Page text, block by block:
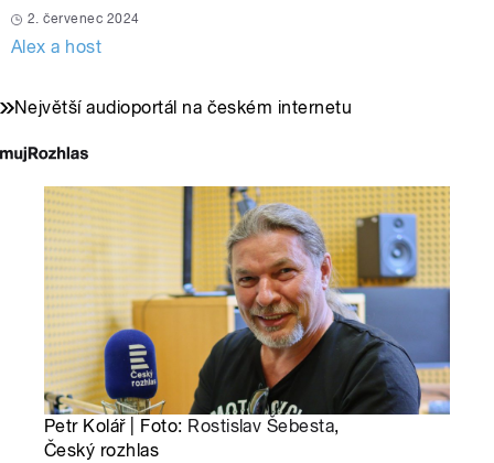
2. červenec 2024
Alex a host
Největší audioportál na českém internetu
Petr Kolář | Foto: Rostislav Šebesta,
Český rozhlas